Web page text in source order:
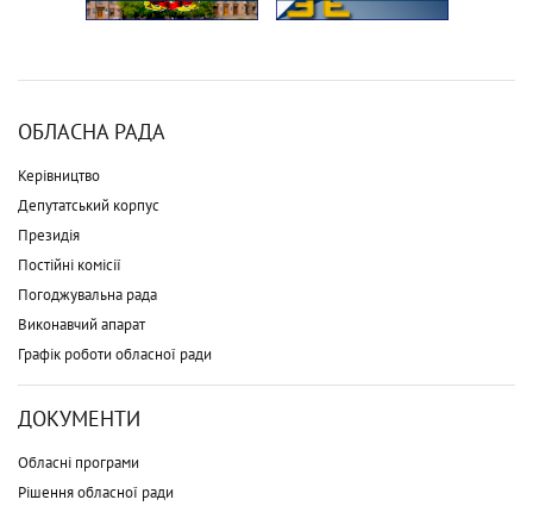
ОБЛАСНА РАДА
Керівництво
Депутатський корпус
Президія
Постійні комісії
Погоджувальна рада
Виконавчий апарат
Графік роботи обласної ради
ДОКУМЕНТИ
Обласні програми
Рішення обласної ради